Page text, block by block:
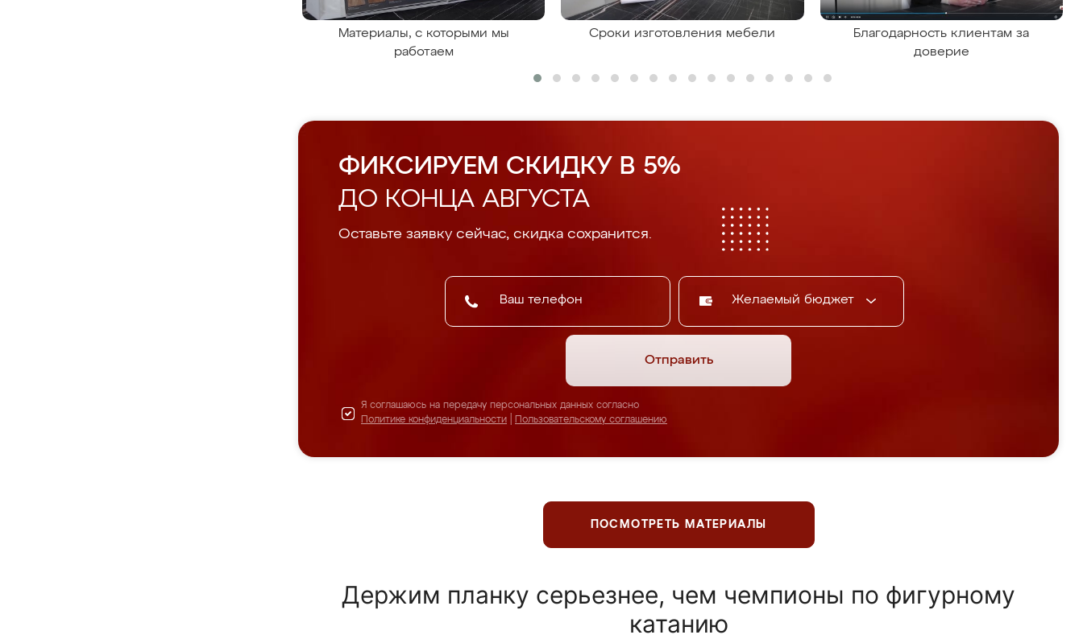
Материалы, с которыми мы
работаем
Сроки изготовления мебели
Благодарность клиентам за
доверие
ФИКСИРУЕМ СКИДКУ В 5%
ДО КОНЦА АВГУСТА
Оставьте заявку сейчас, скидка сохранится.
Желаемый бюджет
Отправить
Я соглашаюсь на передачу персональных данных согласно
Политике конфиденциальности
Пользовательскому соглашению
ПОСМОТРЕТЬ МАТЕРИАЛЫ
Держим планку серьезнее, чем чемпионы по фигурному
катанию